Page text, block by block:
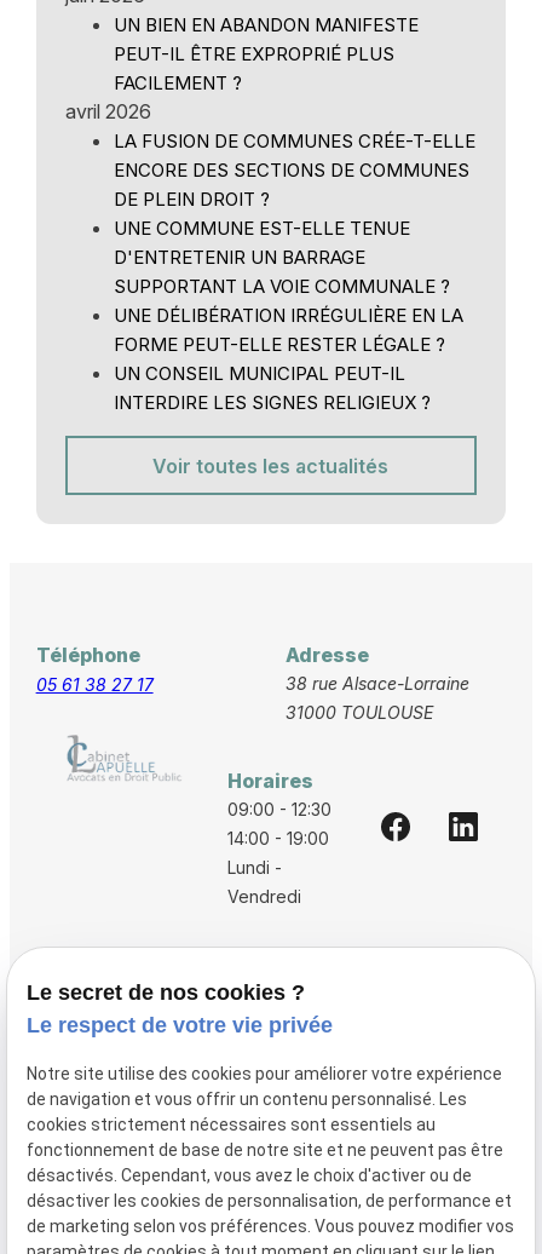
UN BIEN EN ABANDON MANIFESTE
PEUT-IL ÊTRE EXPROPRIÉ PLUS
FACILEMENT ?
avril 2026
LA FUSION DE COMMUNES CRÉE-T-ELLE
ENCORE DES SECTIONS DE COMMUNES
DE PLEIN DROIT ?
UNE COMMUNE EST-ELLE TENUE
D'ENTRETENIR UN BARRAGE
SUPPORTANT LA VOIE COMMUNALE ?
UNE DÉLIBÉRATION IRRÉGULIÈRE EN LA
FORME PEUT-ELLE RESTER LÉGALE ?
UN CONSEIL MUNICIPAL PEUT-IL
INTERDIRE LES SIGNES RELIGIEUX ?
Voir toutes les actualités
Téléphone
05 61 38 27 17
Adresse
38 rue Alsace-Lorraine
31000 TOULOUSE
Horaires
09:00 - 12:30
14:00 - 19:00
Lundi -
Vendredi
Vos avocats
Boutique
Domaines de compétences
Actualités
Contact
Le secret de nos cookies ?
Le respect de votre vie privée
Notre site utilise des cookies pour améliorer votre expérience
de navigation et vous offrir un contenu personnalisé. Les
cookies strictement nécessaires sont essentiels au
fonctionnement de base de notre site et ne peuvent pas être
désactivés. Cependant, vous avez le choix d'activer ou de
désactiver les cookies de personnalisation, de performance et
de marketing selon vos préférences. Vous pouvez modifier vos